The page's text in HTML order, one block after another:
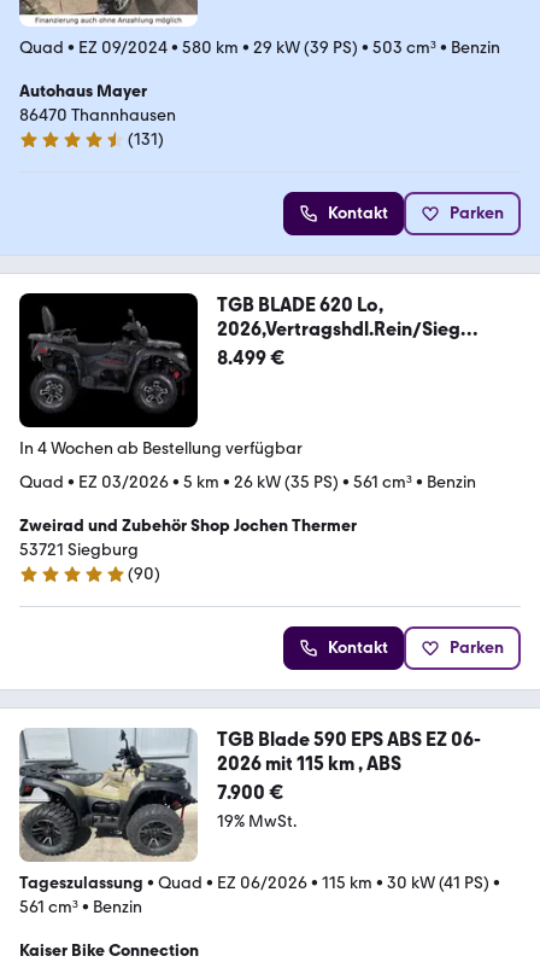
Quad • EZ 09/2024• 580 km • 29 kW (39 PS) • 503 cm³• Benzin
Autohaus Mayer
86470 Thannhausen
4.4 Sterne
(131)
Kontakt Parken
TGB BLADE 620 Lo,
2026,Vertragshdl.Rein/Sieg
,4Ja.Ga
8.499 €
In 4 Wochen ab Bestellung verfügbar
Quad • EZ 03/2026• 5 km • 26 kW (35 PS) • 561 cm³• Benzin
Zweirad und Zubehör Shop Jochen Thermer
53721 Siegburg
5 Sterne
(90)
Kontakt Parken
TGB Blade 590 EPS ABS EZ 06-
2026 mit 115 km , ABS
7.900 €
19% MwSt.
Tageszulassung • Quad • EZ 06/2026• 115 km • 30 kW (41 PS) •
561 cm³• Benzin
Kaiser Bike Connection